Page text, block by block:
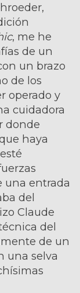
, me he
de un
un brazo
de los
operado y
cuidadora
donde
haya
una entrada
del
Claude
del
de un
una selva